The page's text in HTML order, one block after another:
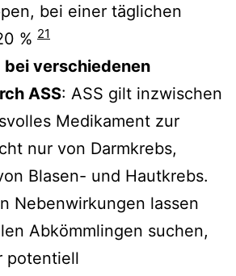
bei einer täglichen
% 21
bei verschiedenen
ASS: ASS gilt inzwischen
Medikament zur
nur von Darmkrebs,
Blasen- und Hautkrebs.
Nebenwirkungen lassen
Abkömmlingen suchen,
potentiell